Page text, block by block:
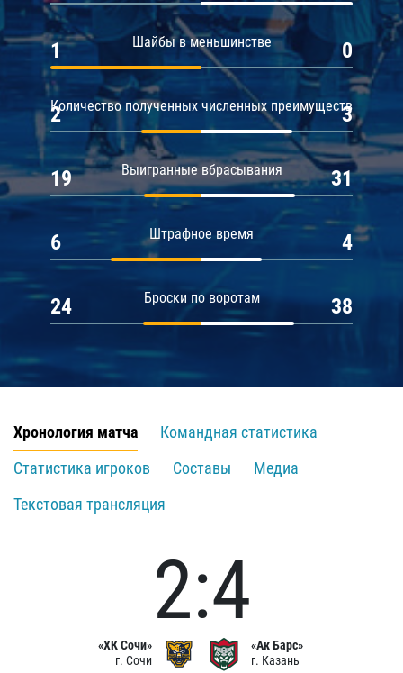
Шайбы в меньшинстве
1 0
Количество полученных численных преимуществ
2 3
Выигранные вбрасывания
19 31
Штрафное время
6 4
Броски по воротам
24 38
Хронология матча
Командная статистика
Статистика игроков
Составы
Медиа
Текстовая трансляция
«ХК Сочи»
г. Сочи
2:4
«Ак Барс»
г. Казань